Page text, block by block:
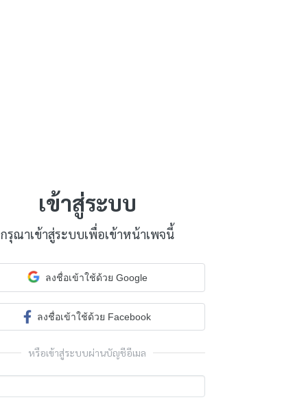
เข้าสู่ระบบ
กรุณาเข้าสู่ระบบเพื่อเข้าหน้าเพจนี้
ลงชื่อเข้าใช้ด้วย Google
ลงชื่อเข้าใช้ด้วย Facebook
หรือเข้าสู่ระบบผ่านบัญชีอีเมล